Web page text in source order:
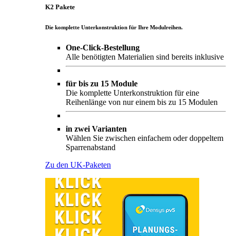
K2 Pakete
Die komplette Unterkonstruktion für Ihre Modulreihen.
One-Click-Bestellung
Alle benötigten Materialien sind bereits inklusive
für bis zu 15 Module
Die komplette Unterkonstruktion für eine
Reihenlänge von nur einem bis zu 15 Modulen
in zwei Varianten
Wählen Sie zwischen einfachem oder doppeltem
Sparrenabstand
Zu den UK-Paketen